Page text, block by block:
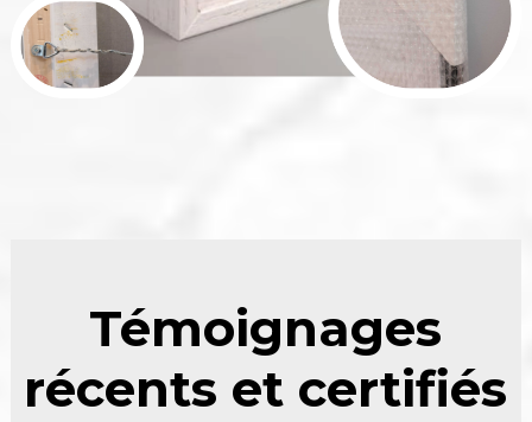
Témoignages
récents et certifiés